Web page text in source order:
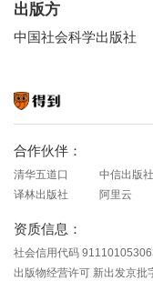
出版方
中国社会科学出版社
合作伙伴：
清华五道口 中信出版社
译林出版社
阿里云
资质信息：
社会信用代码
出版物经营许可 新出发京批